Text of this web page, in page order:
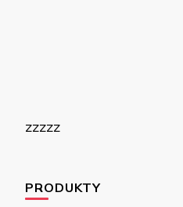
zzzzz
PRODUKTY